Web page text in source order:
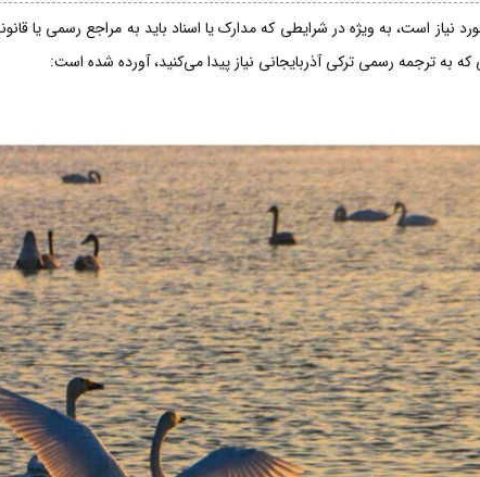
نیاز است، به ویژه در شرایطی که مدارک یا اسناد باید به مراجع رسمی یا
به ترجمه رسمی ترکی آذربایجانی نیاز پیدا می‌کنید، آورده شده است: